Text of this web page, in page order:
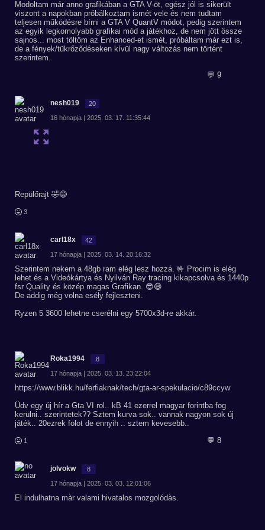
Modoltam már anno grafikában a GTA V-öt, egész jól is sikerült
viszont a napokban próbálkoztam ismét vele és nem tudtam
teljesen működésre bírni a GTA V QuantV módot, pedig szerintem
az egyik legkomolyabb grafikai mód a játékhoz, de nem jött össze
sajnos... most töltöm az Enhanced-et ismét, próbáltam már ezt is,
de a fények/tükrőződéseken kívül nagy változás nem történt
szerintem.
💬 9
nesh019 20
16 hónapja | 2025. 03. 17. 11:35:44
Repülőrajt 🤣😂
3
carl18x 42
17 hónapja | 2025. 03. 14. 20:16:32
Szerintem nekem a 48gb ram elég lesz hozzá. 🤟 Procim is elég
lehet és a Videókártya és Nyilván Ray tracing kikapcsolva és 1440p
fsr Quality és közép magas Grafikan. 😎😄
De addig még volna esély fejleszteni.
Ryzen 5 3600 lehetne cserélni egy 5700x3d-re akkár.
Roka1994 8
17 hónapja | 2025. 03. 13. 23:22:04
https://www.blikk.hu/ferfiaknak/tech/gta-ar-spekulacio/c89ccyw
Üdv egy új hír a Gta VI rol.. kB 41 ezerrel magyar forintba fog
kerülni.. szerintetek?? Sztem kurva sok.. vannak nagyon sok új
játék.. 20ezrek folot de ennyih .. sztem kevesebb..
1 💬 8
jolvokw 8
17 hónapja | 2025. 03. 03. 12:01:06
El indulhatna màr valami hivatalos mozgolódàs.